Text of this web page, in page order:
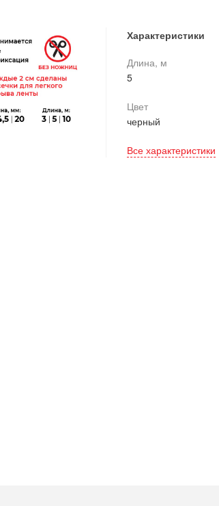
Характеристики
Длина, м
5
Цвет
черный
Все характеристики